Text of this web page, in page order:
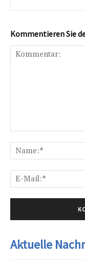
Kommentieren Sie
Aktuelle